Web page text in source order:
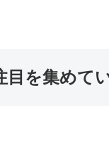
目を集めて